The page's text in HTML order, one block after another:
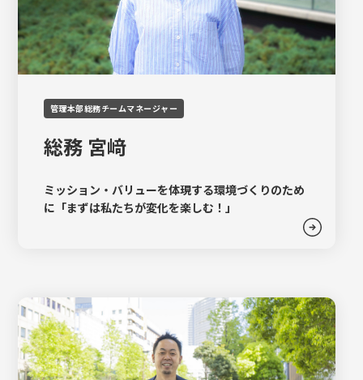
管理本部総務チームマネージャー
総務 宮﨑
ミッション・バリューを体現する環境づくりのため
に「まずは私たちが変化を楽しむ！」